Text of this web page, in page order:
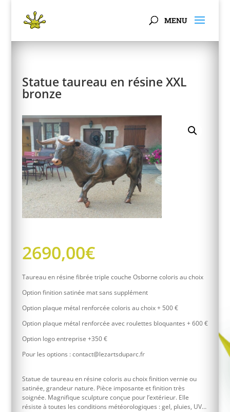
Statue taureau en résine XXL
bronze
2690,00€
Taureau en résine fibrée triple couche Osborne coloris au choix
Option finition satinée mat sans supplément
Option plaque métal renforcée coloris au choix + 500 €
Option plaque métal renforcée avec roulettes bloquantes + 600 €
Option logo entreprise +350 €
Pour les options : contact@lezartsduparc.fr
Statue de taureau en résine coloris au choix finition vernie ou
satinée, grandeur nature. Pièce imposante et finition très
soignée. Magnifique sculpture conçue pour l’extérieur. Elle
résiste à toutes les conditions météorologiques : gel, pluies, UV…